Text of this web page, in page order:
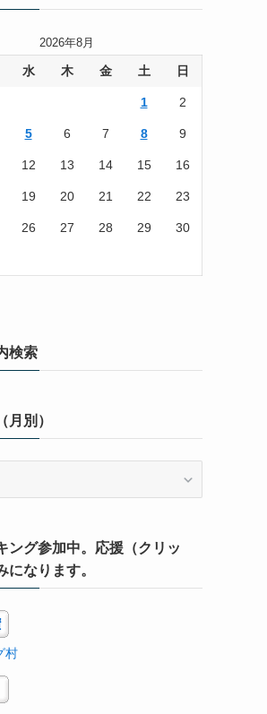
2026年8月
水 木 金 土 日
1 2
5 6 7 8 9
12 13 14 15 16
19 20 21 22 23
26 27 28 29 30
検索
月別）
ング参加中。応援（クリッ
になります。
村